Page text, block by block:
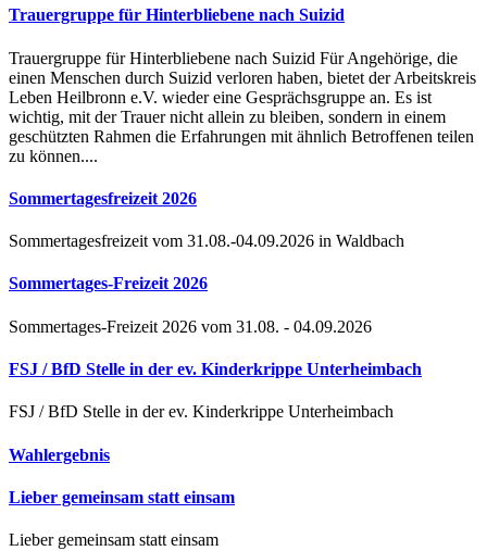
Trauergruppe für Hinterbliebene nach Suizid
Trauergruppe für Hinterbliebene nach Suizid Für Angehörige, die
einen Menschen durch Suizid verloren haben, bietet der Arbeitskreis
Leben Heilbronn e.V. wieder eine Gesprächsgruppe an. Es ist
wichtig, mit der Trauer nicht allein zu bleiben, sondern in einem
geschützten Rahmen die Erfahrungen mit ähnlich Betroffenen teilen
zu können....
Sommertagesfreizeit 2026
Sommertagesfreizeit vom 31.08.-04.09.2026 in Waldbach
Sommertages-Freizeit 2026
Sommertages-Freizeit 2026 vom 31.08. - 04.09.2026
FSJ / BfD Stelle in der ev. Kinderkrippe Unterheimbach
FSJ / BfD Stelle in der ev. Kinderkrippe Unterheimbach
Wahlergebnis
Lieber gemeinsam statt einsam
Lieber gemeinsam statt einsam